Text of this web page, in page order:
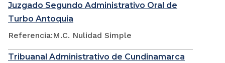
Juzgado Segundo Administrativo Oral de
Turbo Antoquia
Referencia:M.C. Nulidad Simple
Tribuanal Administrativo de Cundinamarca